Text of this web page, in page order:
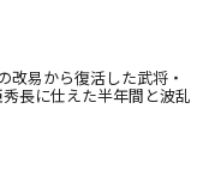
改易から復活した武将・
長に仕えた半年間と波乱